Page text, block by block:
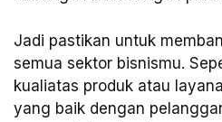
Jadi pastikan untuk
semua sektor bisnismu.
kualiatas produk atau
yang baik dengan